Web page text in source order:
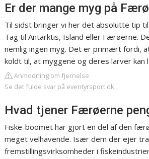
Er der mange myg på
Til sidst bringer vi her det absolutte tip
Tag til Antarktis, Island eller Færøerne.
nemlig ingen myg. Det er primært fordi,
koldt til, at myggene og deres larver kan
Anmodning om fjernelse
Se det fulde svar på eventyrsport.dk
Hvad tjener Færøerne
Fiske-boomet har gjort en del af den
meget velhavende. Især dem der ejer
fremstillingsvirksomheder i